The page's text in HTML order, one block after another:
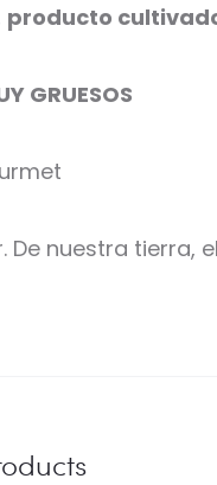
producto
GRUESOS
De nuestra tierra,